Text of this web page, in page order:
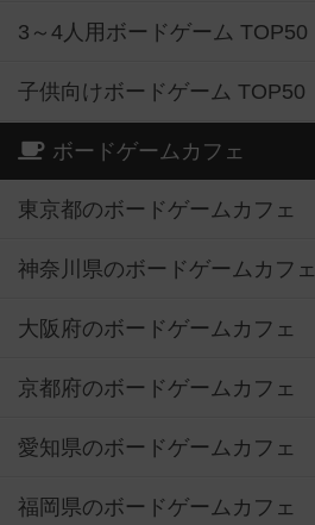
3～4人用ボードゲーム TOP50
子供向けボードゲーム TOP50
ボードゲームカフェ
東京都のボードゲームカフェ
神奈川県のボードゲームカフェ
大阪府のボードゲームカフェ
京都府のボードゲームカフェ
愛知県のボードゲームカフェ
福岡県のボードゲームカフェ